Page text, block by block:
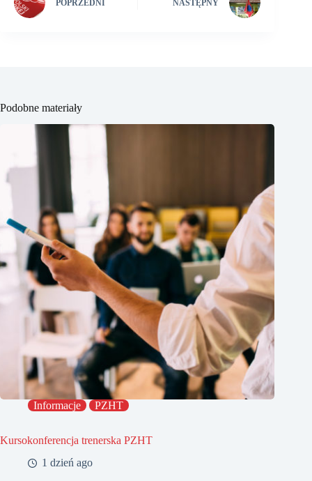
POPRZEDNI NASTĘPNY
Podobne materiały
Informacje PZHT
Kursokonferencja trenerska PZHT
1 dzień ago